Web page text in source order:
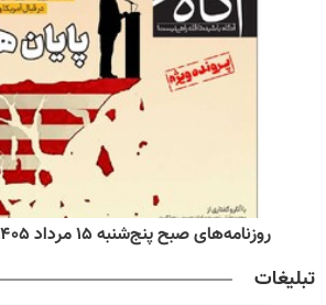
روزنامه‌های صبح پنج‌شنبه ۱۵ مرداد ۱۴۰۵
تبلیغات